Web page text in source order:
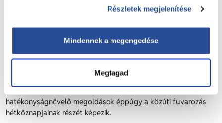
Részletek megjelenítése
Mindennek a megengedése
Megtagad
paraméterét ismerjük, van, ami a
sofőrnek, van, ami az üzemeltetőnek
fontos, és manapság a mindenkinek
lényeges környezetkímélő megoldásokról
is sokat lehet olvasni.
Napjainkra a kényelmi funkciók éppúgy, ahogy a
hatékonyságnövelő megoldások éppúgy a közúti fuvarozás
hétköznapjainak részét képezik.